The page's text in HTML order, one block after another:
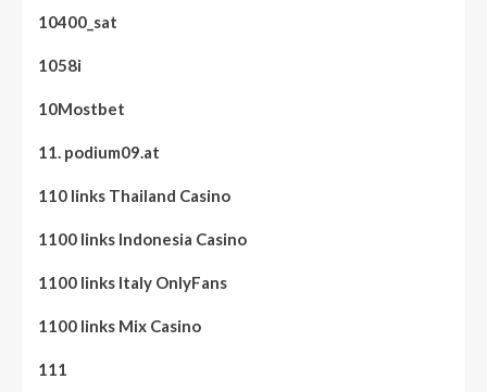
10400_sat
1058i
10Mostbet
11. podium09.at
110 links Thailand Casino
1100 links Indonesia Casino
1100 links Italy OnlyFans
1100 links Mix Casino
111